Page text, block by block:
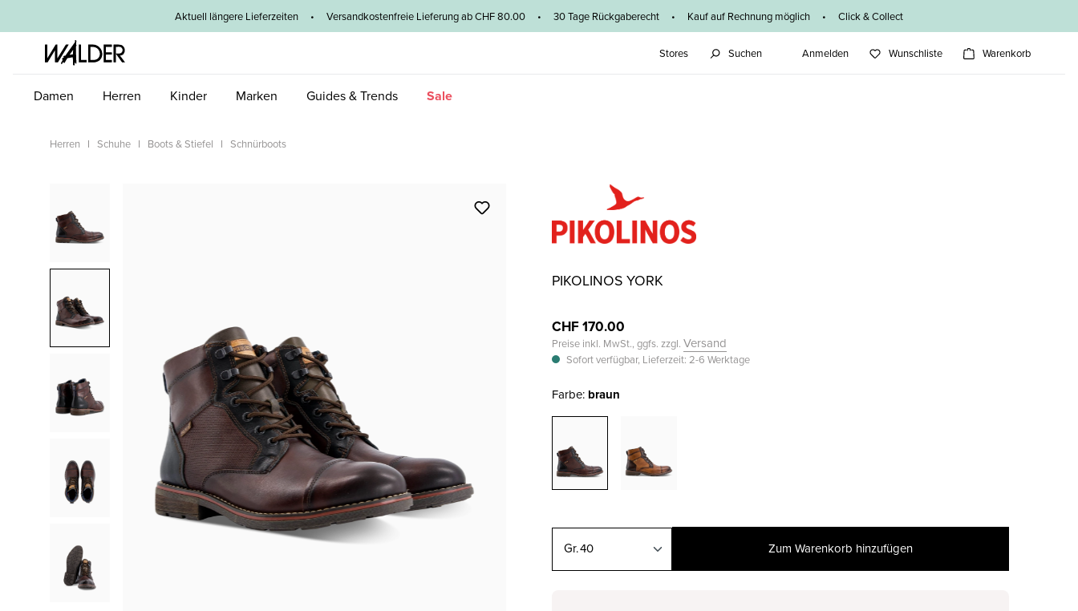
Aktuell längere Lieferzeiten • Versandkostenfreie Lieferung ab CHF 80.00 • 30 Tage Rückgaberecht • Kauf auf Rechnung möglich • Click & Collect
Stores Suchen Anmelden Wunschliste Warenkorb
Damen Herren Kinder Marken Guides & Trends Sale
Herren Schuhe Boots & Stiefel Schnürboots
PIKOLINOS YORK
CHF 170.00
Preise inkl. MwSt., ggfs. zzgl. Versand
Sofort verfügbar, Lieferzeit: 2-6 Werktage
Farbe: braun
40 Zum Warenkorb hinzufügen